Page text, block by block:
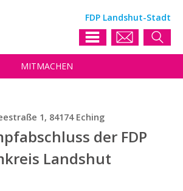
FDP Landshut-Stadt
MITMACHEN
1, 84174 Eching
der FDP
Landshut